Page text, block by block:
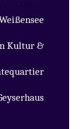
Kultur &